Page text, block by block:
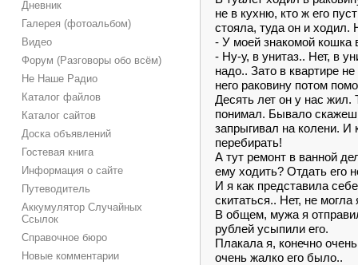
Дневник
Галерея (фотоальбом)
Видео
Форум (Разговоры обо всём)
Не Наше Радио
Каталог файлов
Каталог сайтов
Доска объявлений
Гостевая книга
Информация о сайте
Путеводитель
Аккумулятор Случайных
Ссылок
Справочное бюро
Новые комментарии
не в кухню, кто ж его
стояла, туда он и ходил.
- У моей знакомой кошка
- Ну-у, в унитаз.. Нет, в
надо.. Зато в квартире
него раковину потом
Десять лет он у нас
понимал. Бывало
запрыгивал на колени. И
перебирать!
А тут ремонт в ванной
ему ходить? Отдать его
И я как представила
скитаться.. Нет, не могла
В общем, мужа я
рублей усыпили его.
Плакала я, конечно
очень жалко его было..